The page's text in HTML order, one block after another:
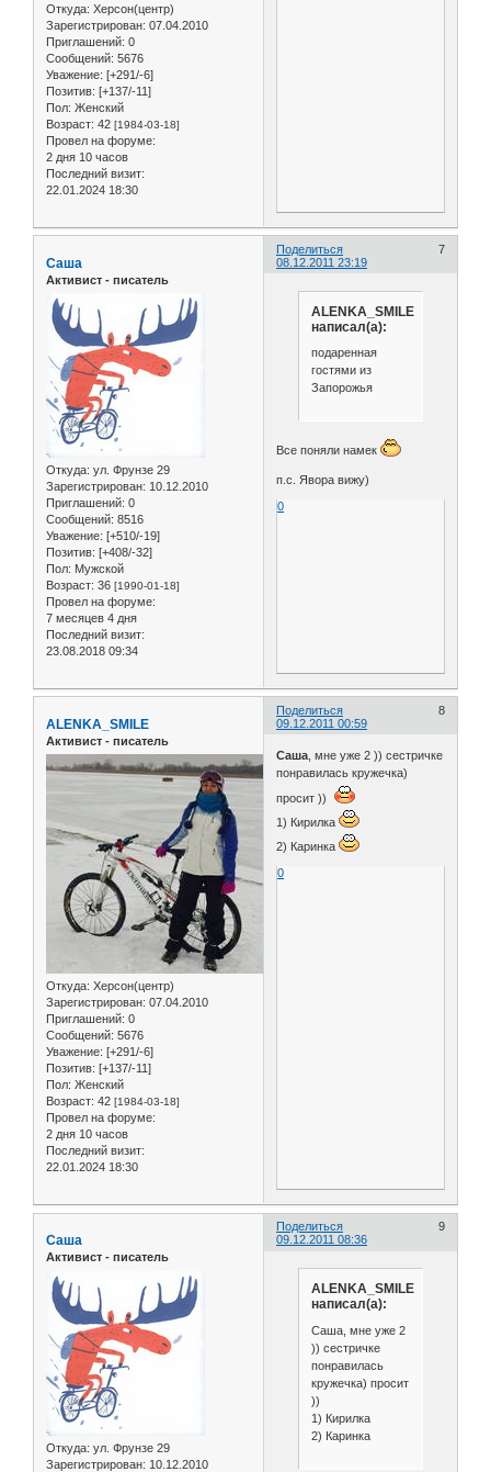
Откуда: Херсон(центр)
Зарегистрирован: 07.04.2010
Приглашений: 0
Сообщений: 5676
Уважение: [+291/-6]
Позитив: [+137/-11]
Пол: Женский
Возраст: 42 [1984-03-18]
Провел на форуме:
2 дня 10 часов
Последний визит:
22.01.2024 18:30
Поделиться
7
08.12.2011 23:19
Саша
Активист - писатель
Откуда: ул. Фрунзе 29
Зарегистрирован: 10.12.2010
Приглашений: 0
Сообщений: 8516
Уважение: [+510/-19]
Позитив: [+408/-32]
Пол: Мужской
Возраст: 36 [1990-01-18]
Провел на форуме:
7 месяцев 4 дня
Последний визит:
23.08.2018 09:34
ALENKA_SMILE
написал(а):
подаренная
гостями из
Запорожья
Все поняли намек
п.с. Явора вижу)
0
Поделиться
8
09.12.2011 00:59
ALENKA_SMILE
Активист - писатель
Откуда: Херсон(центр)
Зарегистрирован: 07.04.2010
Приглашений: 0
Сообщений: 5676
Уважение: [+291/-6]
Позитив: [+137/-11]
Пол: Женский
Возраст: 42 [1984-03-18]
Провел на форуме:
2 дня 10 часов
Последний визит:
22.01.2024 18:30
Саша, мне уже 2 )) сестричке
понравилась кружечка)
просит ))
1) Кирилка
2) Каринка
0
Поделиться
9
09.12.2011 08:36
Саша
Активист - писатель
Откуда: ул. Фрунзе 29
Зарегистрирован: 10.12.2010
ALENKA_SMILE
написал(а):
Саша, мне уже 2
)) сестричке
понравилась
кружечка) просит
))
1) Кирилка
2) Каринка